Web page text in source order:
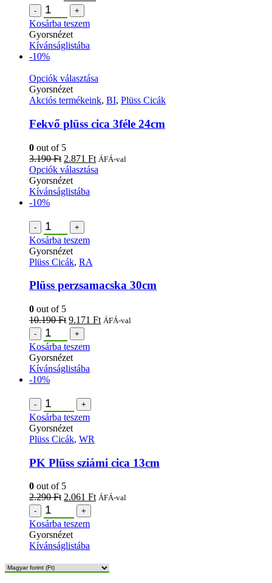
-
+
Kosárba teszem
Gyorsnézet
Kívánságlistába
-10%
Opciók választása
Gyorsnézet
Akciós termékeink, BI, Plüss Cicák
Fekvő plüss cica 3féle 24cm
0 out of 5
3.190Ft 2.871 Ft ÁFÁ-val
Opciók választása
Gyorsnézet
Kívánságlistába
-10%
- +
Kosárba teszem
Gyorsnézet
Plüss Cicák, RA
Plüss perzsamacska 30cm
0 out of 5
10.190Ft 9.171 Ft ÁFÁ-val
-
+
Kosárba teszem
Gyorsnézet
Kívánságlistába
-10%
- +
Kosárba teszem
Gyorsnézet
Plüss Cicák, WR
PK Plüss sziámi cica 13cm
0 out of 5
2.290Ft 2.061 Ft ÁFÁ-val
-
+
Kosárba teszem
Gyorsnézet
Kívánságlistába